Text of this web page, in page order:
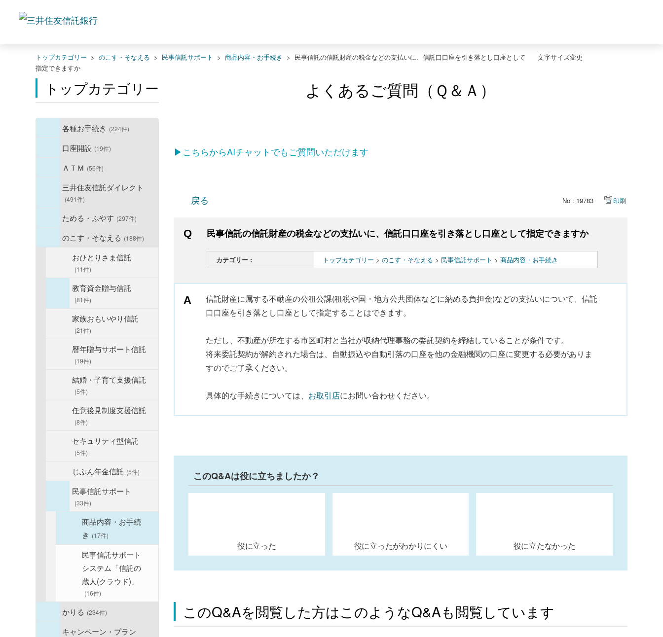
文字サイズ変更
トップカテゴリー > のこす・そなえる > 民事信託サポート > 商品内容・お手続き > 民事信託の信託財産の税金などの支払いに、信託口口座を引き落とし口座として
指定できますか
トップカテゴリー
各種お手続き (224件)
口座開設 (19件)
ＡＴＭ (56件)
三井住友信託ダイレクト
(491件)
ためる・ふやす (297件)
のこす・そなえる (188件)
おひとりさま信託
(11件)
教育資金贈与信託
(81件)
家族おもいやり信託
(21件)
暦年贈与サポート信託
(19件)
結婚・子育て支援信託
(5件)
任意後見制度支援信託
(8件)
セキュリティ型信託
(5件)
じぶん年金信託 (5件)
民事信託サポート
(33件)
商品内容・お手続
き (17件)
民事信託サポート
システム「信託の
蔵人(クラウド)」
(16件)
かりる (234件)
キャンペーン・プラン
よくあるご質問（Ｑ＆Ａ）
▶こちらからAIチャットでもご質問いただけます
戻る No : 19783 印刷
民事信託の信託財産の税金などの支払いに、信託口口座を引き落とし口座として指定できますか
カテゴリー : トップカテゴリー > のこす・そなえる > 民事信託サポート > 商品内容・お手続き
信託財産に属する不動産の公租公課(租税や国・地方公共団体などに納める負担金)などの支払いについて、信託
口口座を引き落とし口座として指定することはできます。
ただし、不動産が所在する市区町村と当社が収納代理事務の委託契約を締結していることが条件です。
将来委託契約が解約された場合は、自動振込や自動引落の口座を他の金融機関の口座に変更する必要がありま
すのでご了承ください。
具体的な手続きについては、 お取引店にお問い合わせください。
このQ&Aは役に立ちましたか？
役に立った 役に立ったがわかりにくい 役に立たなかった
このQ&Aを閲覧した方はこのようなQ&Aも閲覧しています